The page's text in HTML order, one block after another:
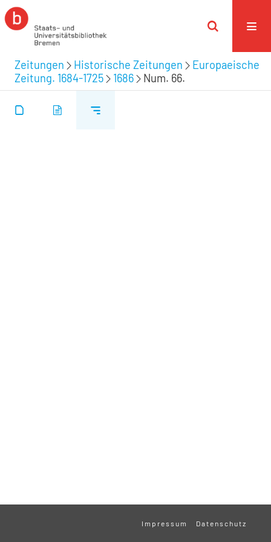
Zeitungen Historische Zeitungen
Europaeische
Zeitung. 1684-1725
1686 Num. 66.
Impressum Datenschutz